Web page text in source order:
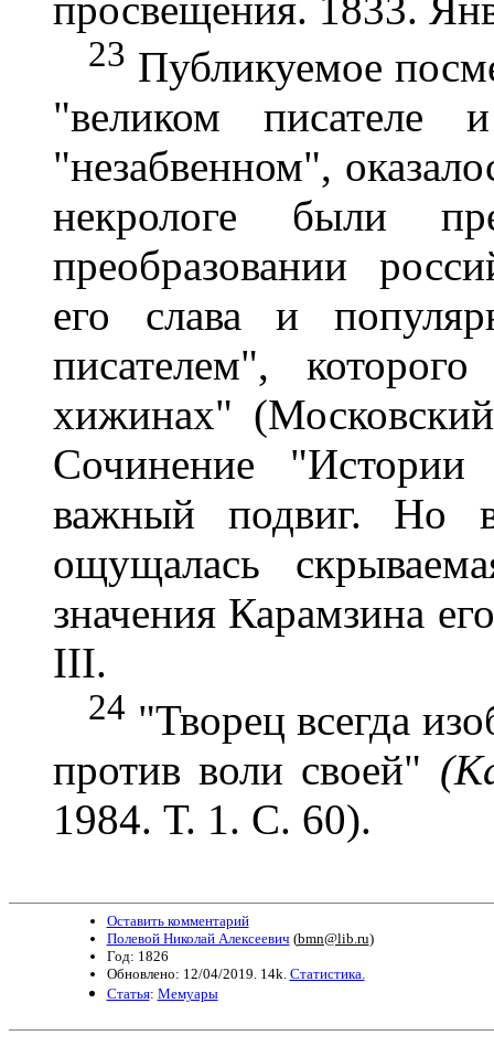
23 Публикуемое
"великом писателе
"незабвенном",
некрологе были
преобразовании
его слава и
писателем",
хижинах"
Сочинение "Истории
важный подвиг. Но
ощущалась
значения Карамзина
III.
24 "Творец всегда
против воли своей"
1984. Т. 1. С. 60).
Оставить комментарий
Полевой Николай Алексеевич (bmn@lib.ru)
Год: 1826
Обновлено: 12/04/2019. 14k. Статистика.
Статья: Мемуары